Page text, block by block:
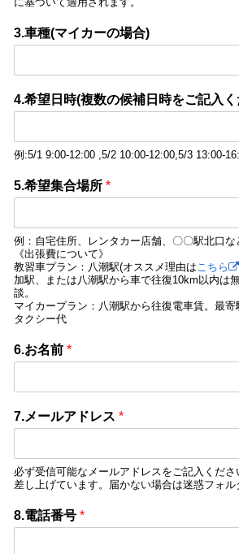
3.車種(マイカーの場合)
4.希望日時(複数の候補日時をご記入
例:5/1 9:00-12:00 ,5/2 10:00-12:00,5/3 13:00-
5.希望集合場所 *
例：自宅住所、レンタカー店舗、〇〇駅北口な
《出張費について》
教習車プラン：八潮駅(オススメ理由は こちら
加駅、または八潮駅から車で往復10km以内は
談。
マイカープラン：八潮駅から往復電車賃。最
タクシー代
6.お名前 *
7.メールアドレス *
必ず受信可能なメールアドレスをご記入くだ
差し上げています。届かない場合は迷惑フォル
8.電話番号 *